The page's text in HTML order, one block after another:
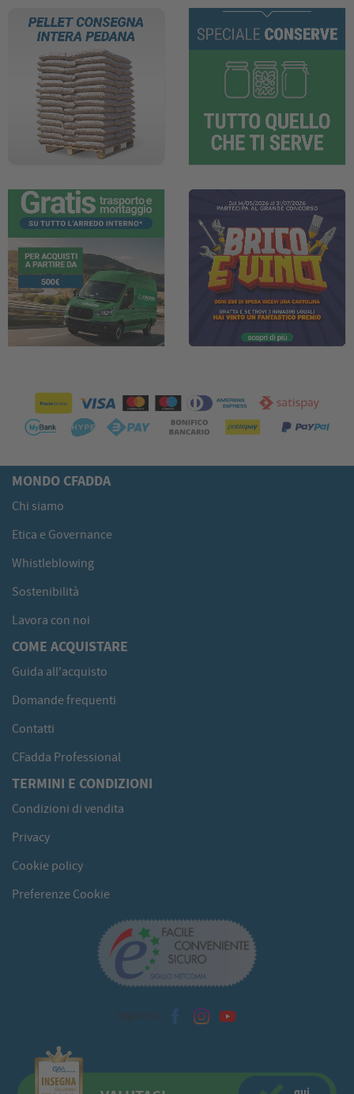
MONDO CFADDA
Chi siamo
Etica e Governance
Whistleblowing
Sostenibilità
Lavora con noi
COME ACQUISTARE
Guida all'acquisto
Domande frequenti
Contatti
CFadda Professional
TERMINI E CONDIZIONI
Condizioni di vendita
Privacy
Cookie policy
Preferenze Cookie
Seguici su